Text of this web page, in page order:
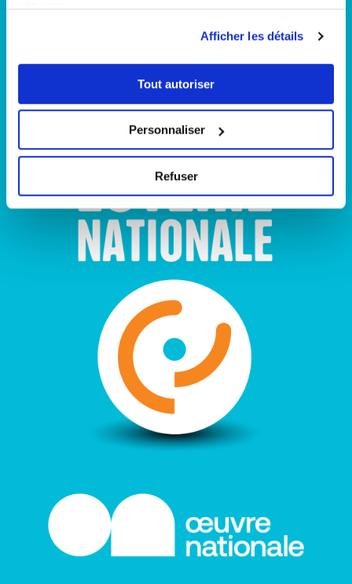
Afficher les détails
Tout autoriser
Personnaliser
Refuser
Carrière
Politique de confidentialité
Politique de gestion des cookies